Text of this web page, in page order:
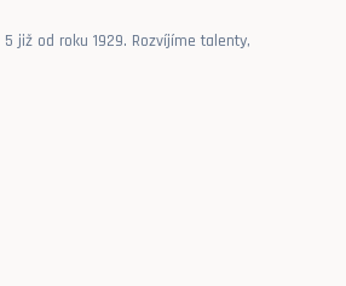
již od roku 1929. Rozvíjíme talenty,